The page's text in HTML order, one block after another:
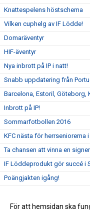
Knattespelens höstschema
Vilken cuphelg av IF Lödde!
Domaräventyr
HIF-äventyr
Nya inbrott på IP i natt!
Snabb uppdatering från
Barcelona, Estoril, Göteborg,
Inbrott på IP!
Sommarfotbollen 2016
KFC nästa för herrseniorerna i
Ta chansen att vinna en
IF Löddeprodukt gör succé i
Poängjakten igång!
Nu är vi live med nya sidan!
För att hemsidan ska